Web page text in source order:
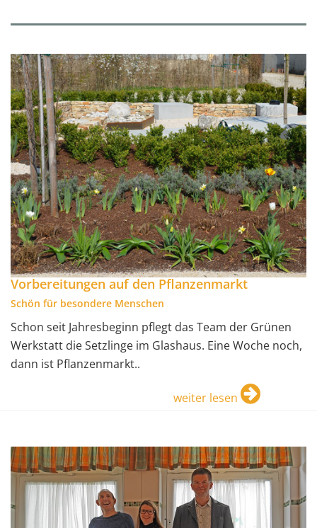
Vorbereitungen auf den Pflanzenmarkt
Schön für besondere Menschen
Schon seit Jahresbeginn pflegt das Team der Grünen
Werkstatt die Setzlinge im Glashaus. Eine Woche noch,
dann ist Pflanzenmarkt..
weiter lesen